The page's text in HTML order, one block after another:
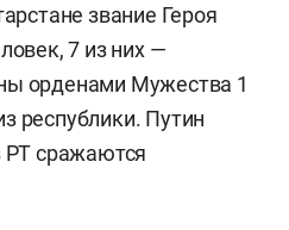
звание Героя
7 из них —
орденами Мужества 1
республики. Путин
РТ сражаются